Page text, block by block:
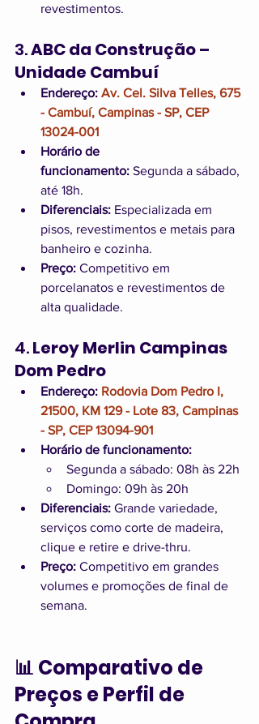
revestimentos.
3. ABC da Construção –
Unidade Cambuí
Endereço: Av. Cel. Silva Telles, 675
- Cambuí, Campinas - SP, CEP
13024-001
Horário de
funcionamento: Segunda a sábado,
até 18h.
Diferenciais: Especializada em
pisos, revestimentos e metais para
banheiro e cozinha.
Preço: Competitivo em
porcelanatos e revestimentos de
alta qualidade.
4. Leroy Merlin Campinas
Dom Pedro
Endereço: Rodovia Dom Pedro I,
21500, KM 129 - Lote 83, Campinas
- SP, CEP 13094-901
Horário de funcionamento:
Segunda a sábado: 08h às 22h
Domingo: 09h às 20h
Diferenciais: Grande variedade,
serviços como corte de madeira,
clique e retire e drive-thru.
Preço: Competitivo em grandes
volumes e promoções de final de
semana.
📊 Comparativo de
Preços e Perfil de